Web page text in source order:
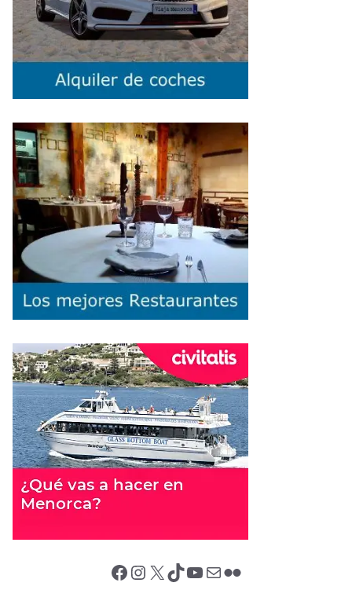
Facebook Instagram X (Twitter) TikTok YouTube Correo electrónico Flickr